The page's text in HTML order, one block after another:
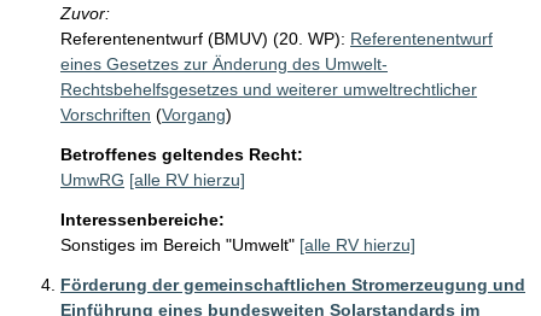
Zuvor:
Referentenentwurf (BMUV) (20. WP): Referentenentwurf
eines Gesetzes zur Änderung des Umwelt-
Rechtsbehelfsgesetzes und weiterer umweltrechtlicher
Vorschriften (Vorgang)
Betroffenes geltendes Recht:
UmwRG [alle RV hierzu]
Interessenbereiche:
Sonstiges im Bereich "Umwelt" [alle RV hierzu]
Förderung der gemeinschaftlichen Stromerzeugung und
Einführung eines bundesweiten Solarstandards im